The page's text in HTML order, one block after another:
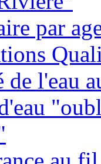
par
de l'eau